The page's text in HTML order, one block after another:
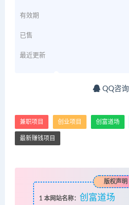
有效期
已售
最近更新
QQ咨询
兼职项目 创业项目 创富道场
最新赚钱项目
版权声明
1 本网站名称： 创富道场